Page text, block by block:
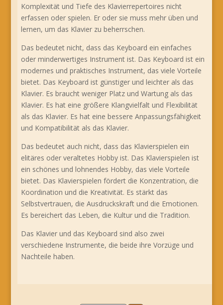
Komplexität und Tiefe des Klavierrepertoires nicht
erfassen oder spielen. Er oder sie muss mehr üben und
lernen, um das Klavier zu beherrschen.
Das bedeutet nicht, dass das Keyboard ein einfaches
oder minderwertiges Instrument ist. Das Keyboard ist ein
modernes und praktisches Instrument, das viele Vorteile
bietet. Das Keyboard ist günstiger und leichter als das
Klavier. Es braucht weniger Platz und Wartung als das
Klavier. Es hat eine größere Klangvielfalt und Flexibilität
als das Klavier. Es hat eine bessere Anpassungsfähigkeit
und Kompatibilität als das Klavier.
Das bedeutet auch nicht, dass das Klavierspielen ein
elitäres oder veraltetes Hobby ist. Das Klavierspielen ist
ein schönes und lohnendes Hobby, das viele Vorteile
bietet. Das Klavierspielen fördert die Konzentration, die
Koordination und die Kreativität. Es stärkt das
Selbstvertrauen, die Ausdruckskraft und die Emotionen.
Es bereichert das Leben, die Kultur und die Tradition.
Das Klavier und das Keyboard sind also zwei
verschiedene Instrumente, die beide ihre Vorzüge und
Nachteile haben.